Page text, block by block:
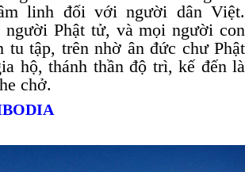
linh đối với người dân Việt.
Phật tử, và mọi người con
tu tập, trên nhờ ân đức chư Phật
hộ, thánh thần độ trì, kế đến là
chở.